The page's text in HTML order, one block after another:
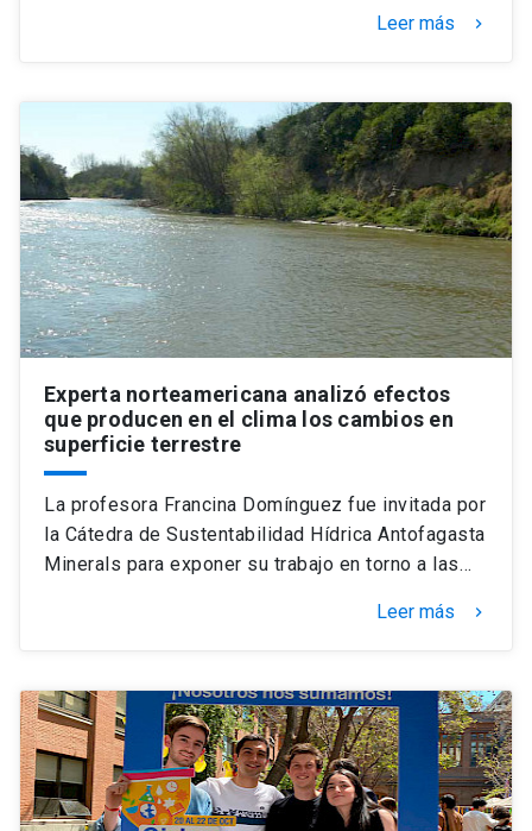
Leer más keyboard_arrow_right
Experta norteamericana analizó efectos
que producen en el clima los cambios en
superficie terrestre
La profesora Francina Domínguez fue invitada por
la Cátedra de Sustentabilidad Hídrica Antofagasta
Minerals para exponer su trabajo en torno a las…
Leer más keyboard_arrow_right